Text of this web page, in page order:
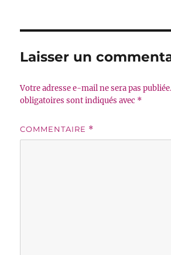
Laisser un
Votre adresse e-mail ne sera pas publiée.
obligatoires sont indiqués avec *
COMMENTAIRE *